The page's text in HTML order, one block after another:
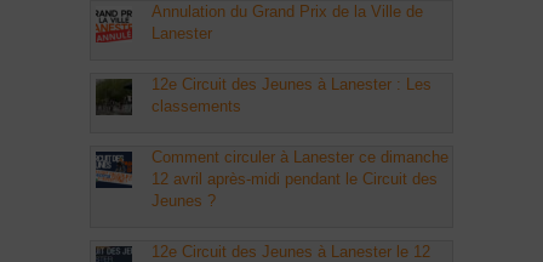
Annulation du Grand Prix de la Ville de
Lanester
12e Circuit des Jeunes à Lanester : Les
classements
Comment circuler à Lanester ce dimanche
12 avril après-midi pendant le Circuit des
Jeunes ?
12e Circuit des Jeunes à Lanester le 12